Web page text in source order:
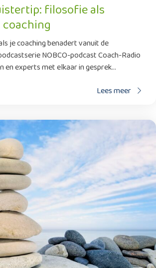
filosofie als
je coaching benadert vanuit de
NOBCO-podcast Coach-Radio
en experts met elkaar in gesprek...
Lees meer